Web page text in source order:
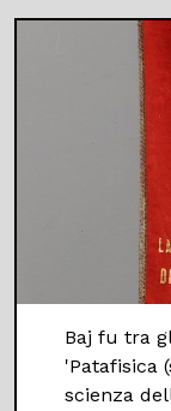
Baj fu tra
'Patafisica
scienza